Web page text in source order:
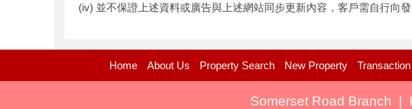
(iv) 並不保證上述資料或廣告與上述網站同步更新內容，客戶需自行向
Home About Us Property Search New Property Transaction
Somerset Road Branch |